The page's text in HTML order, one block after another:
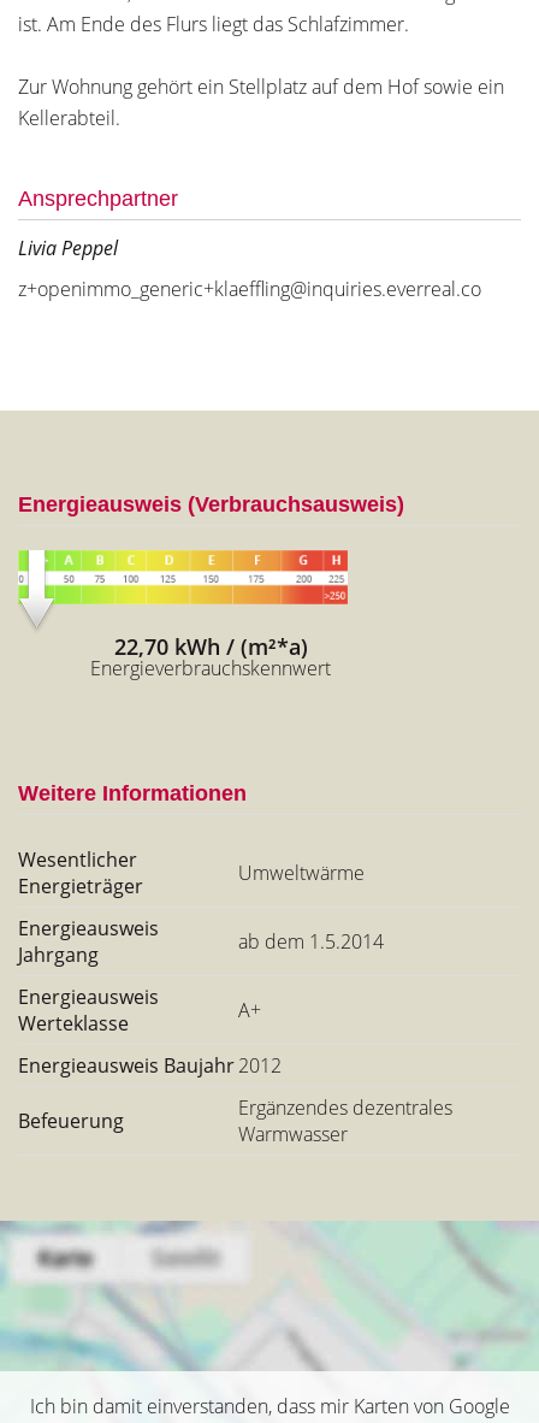
ist. Am Ende des Flurs liegt das Schlafzimmer.
Zur Wohnung gehört ein Stellplatz auf dem Hof sowie ein
Kellerabteil.
Ansprechpartner
Livia Peppel
z+openimmo_generic+klaeffling@inquiries.everreal.co
Energieausweis (Verbrauchsausweis)
22,70 kWh / (m²*a)
Energieverbrauchskennwert
Weitere Informationen
Wesentlicher
Energieträger
Umweltwärme
Energieausweis
Jahrgang
ab dem 1.5.2014
Energieausweis
Werteklasse
A+
Energieausweis Baujahr2012
Befeuerung
Ergänzendes dezentrales
Warmwasser
Ich bin damit einverstanden, dass mir Karten von Google